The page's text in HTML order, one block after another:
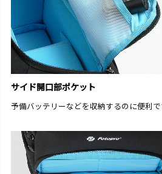
サイド開口部ポケット
予備バッテリーなどを収納するのに便利で